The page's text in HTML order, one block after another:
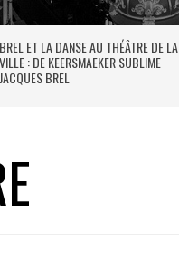
BREL ET LA DANSE AU THÉÂTRE DE LA
VILLE : DE KEERSMAEKER SUBLIME
JACQUES BREL